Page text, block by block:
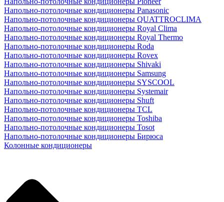
Напольно-потолочные кондиционеры Panasonic
Напольно-потолочные кондиционеры QUATTROCLIMA
Напольно-потолочные кондиционеры Royal Clima
Напольно-потолочные кондиционеры Royal Thermo
Напольно-потолочные кондиционеры Roda
Напольно-потолочные кондиционеры Rovex
Напольно-потолочные кондиционеры Shivaki
Напольно-потолочные кондиционеры Samsung
Напольно-потолочные кондиционеры SYSCOOL
Напольно-потолочные кондиционеры Systemair
Напольно-потолочные кондиционеры Shuft
Напольно-потолочные кондиционеры TCL
Напольно-потолочные кондиционеры Toshiba
Напольно-потолочные кондиционеры Tosot
Напольно-потолочные кондиционеры Бирюса
Колонные кондиционеры